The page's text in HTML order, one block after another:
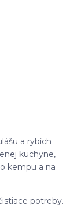
a rybích
kuchyne,
kempu a na
potreby.